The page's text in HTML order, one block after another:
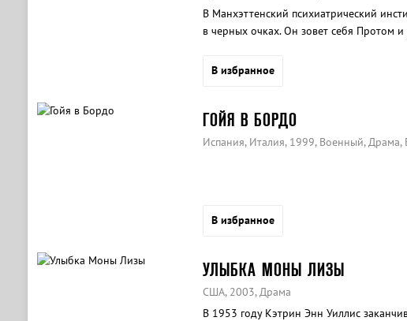
В Манхэттенский психиатрический
в черных очках. Он зовет себя Протом
света.
В избранное
ГОЙЯ В БОРДО
Испания, Италия, 1999, Военный, Драма,
В избранное
УЛЫБКА МОНЫ ЛИЗЫ
США, 2003, Драма
В 1953 году Кэтрин Энн Уиллис